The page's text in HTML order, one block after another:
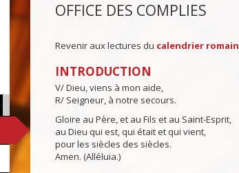
OFFICE DES COMPLIES
Revenir aux lectures du calendrier romain
INTRODUCTION
V/ Dieu, viens à mon aide,
R/ Seigneur, à notre secours.
Gloire au Père, et au Fils et au Saint-Esprit,
au Dieu qui est, qui était et qui vient,
pour les siècles des siècles.
Amen. (Alléluia.)